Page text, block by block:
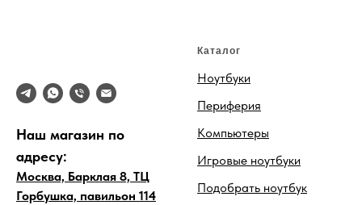
Наш магазин по
адресу:
Москва, Барклая 8, ТЦ
Горбушка, павильон 114
Каталог
Ноутбуки
Периферия
Компьютеры
Игровые ноутбуки
Подобрать ноутбук